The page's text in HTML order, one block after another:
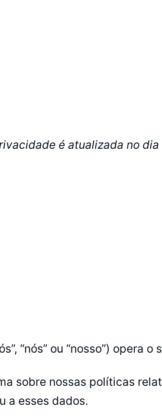
é atualizada no
“nós” ou “nosso”)
sobre nossas políticas
a esses dados.